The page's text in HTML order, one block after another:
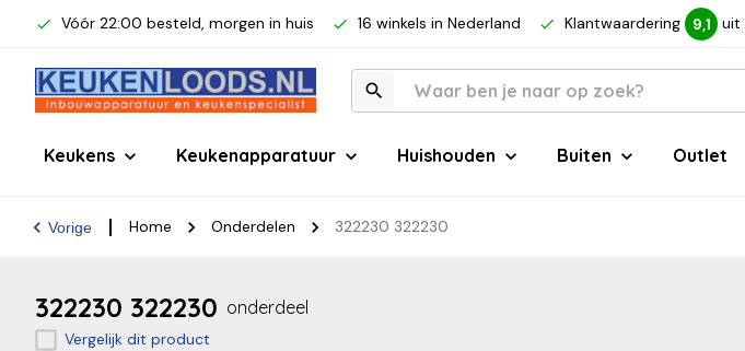
Vóór 22:00 besteld, morgen in huis 16 winkels in Nederland Klantwaardering 9,1 uit
Keukens Keukenapparatuur Huishouden Buiten Outlet
Vorige Home Onderdelen 322230 322230
322230 322230 onderdeel
Vergelijk dit product